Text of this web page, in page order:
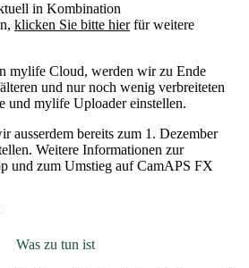
in Kombination
klicken Sie bitte hierfür weitere
mylife Cloud, werden wir zu Ende
und nur noch wenig verbreiteten
und mylife Uploader einstellen.
ausserdem bereits zum 1. Dezember
Weitere Informationen zur
und zum Umstieg auf CamAPS FX
Was zu tun ist